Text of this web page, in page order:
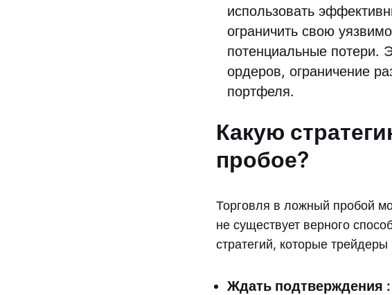
использовать
ограничить свою
потенциальные потери.
ордеров, ограничение
портфеля.
Какую
пробое?
Торговля в ложный пробой
не существует верного
стратегий, которые трейдеры
Ждать подтверждения :